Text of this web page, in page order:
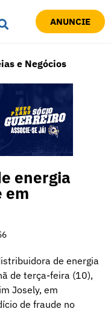
ANUNCIE
e Negócios
energia
em
de energia
de terça-feira (10),
Josely, em
de fraude no